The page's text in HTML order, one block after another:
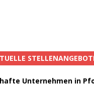
Unternehmen in